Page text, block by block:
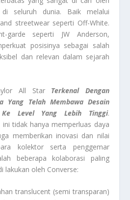
di seluruh dunia. Baik melalui
streetwear seperti Off-White.
garde seperti JW Anderson,
posisinya sebagai salah
dan relevan dalam sejarah
All Star Terkenal Dengan
Yang Telah Membawa Desain
Level Yang Lebih Tinggi.
ini tidak hanya memperluas daya
memberikan inovasi dan nilai
kolektor serta penggemar
beberapa kolaborasi paling
lakukan oleh Converse:
translucent (semi transparan)